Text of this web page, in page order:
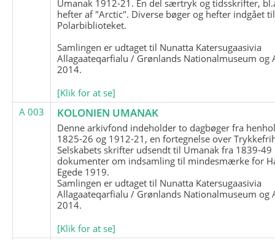
Umanak 1912-21. En del særtryk og tidsskrifter,
hefter af "Arctic". Diverse bøger og hefter indgået til
Polarbiblioteket.
Samlingen er udtaget til Nunatta Katersugaasivia
Allagaateqarfialu / Grønlands Nationalmuseum og
2014.
[Klik for at se]
A 003
KOLONIEN UMANAK
Denne arkivfond indeholder to dagbøger fra
1825-26 og 1912-21, en fortegnelse over
Selskabets skrifter udsendt til Umanak fra 1839-49
dokumenter om indsamling til mindesmærke for
Egede 1919.
Samlingen er udtaget til Nunatta Katersugaasivia
Allagaateqarfialu / Grønlands Nationalmuseum og
2014.
[Klik for at se]